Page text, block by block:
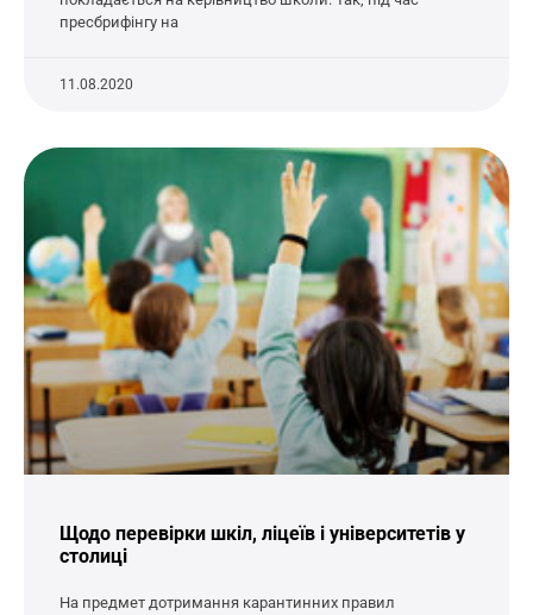
пресбрифінгу на
11.08.2020
Щодо перевірки шкіл, ліцеїв і університетів у
столиці
На предмет дотримання карантинних правил